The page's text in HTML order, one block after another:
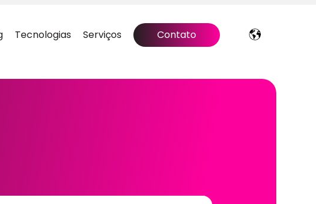
Tecnologias Serviços Contato